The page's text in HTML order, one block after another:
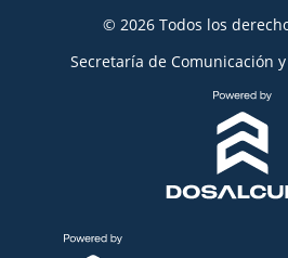
© 2026 Todos los
Secretaría de Comunicación